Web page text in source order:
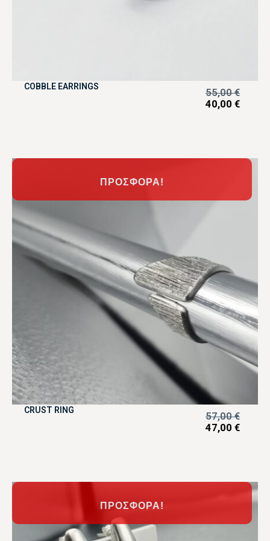
COBBLE EARRINGS 55,00€
40,00 €
ΠΡΟΣΦΟΡΆ!
CRUST RING 57,00€
47,00 €
ΠΡΟΣΦΟΡΆ!